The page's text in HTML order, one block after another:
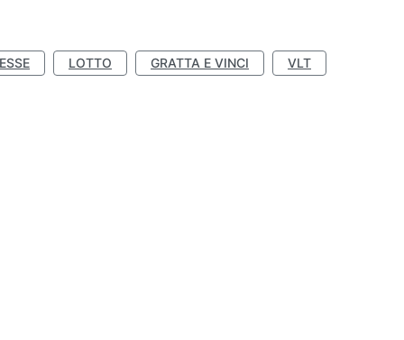
LOTTO GRATTA E VINCI VLT